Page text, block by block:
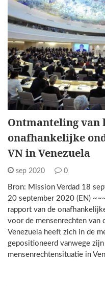
Ontmanteling van
onafhankelijke
VN in Venezuela
sep 2020 0
Bron: Mission Verdad 18
20 september 2020 (EN)
rapport van de
voor de mensenrechten van
Venezuela heeft zich in de
gepositioneerd vanwege
mensenrechtensituatie in